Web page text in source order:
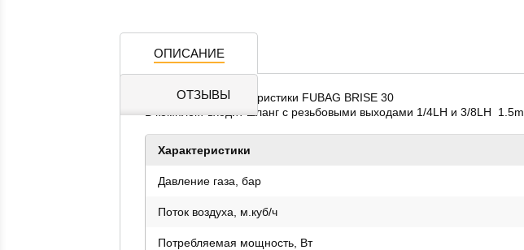
ОПИСАНИЕ
ОТЗЫВЫ
Технические характеристики FUBAG BRISE 30
В комплект входит шланг с резьбовыми выходами 1/4LH и 3/8LH 1.5m
Характеристики
Давление газа, бар
Поток воздуха, м.куб/ч
Потребляемая мощность, Вт